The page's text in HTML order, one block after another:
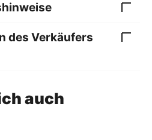
des Verkäufers
auch